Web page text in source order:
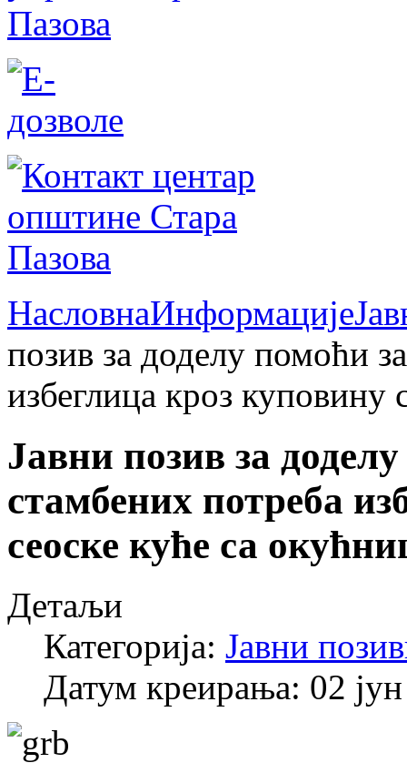
НасловнаИнформације
позив за доделу помоћи
избеглица кроз куповину
Јавни позив за
стамбених потреба
сеоске куће са
Детаљи
Категорија: Јавни
Датум креирања: 02